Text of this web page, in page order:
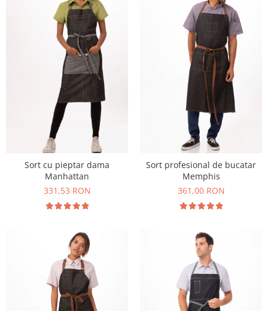
Sort cu pieptar dama
Manhattan
331,53 RON
Sort profesional de bucatar
Memphis
361,00 RON